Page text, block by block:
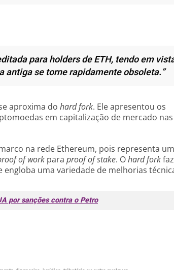
para holders de ETH, tendo em
antiga se torne rapidamente obsoleta.”
aproxima do hard fork. Ele apresentou os
em capitalização de mercado nas
na rede Ethereum, pois representa um
of work para proof of stake. Ohard forkfaz
uma variedade de melhorias
por sanções contra o Petro